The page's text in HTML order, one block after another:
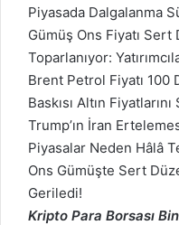
Piyasada Dalgalanma
Gümüş Ons Fiyatı Sert
Toparlanıyor:
Brent Petrol Fiyatı 100
Baskısı Altın Fiyatlarını
Trump’ın İran
Piyasalar Neden Hâlâ
Ons Gümüşte Sert
Geriledi!
Kripto Para Borsası